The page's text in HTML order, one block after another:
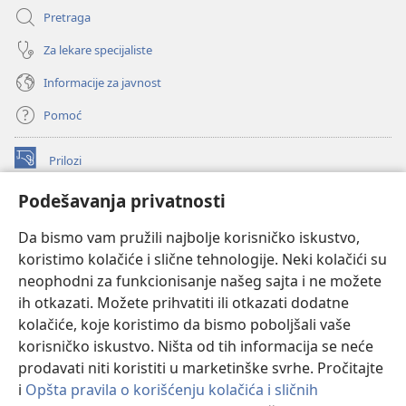
Podešavanja privatnosti
Da bismo vam pružili najbolje korisničko iskustvo,
koristimo kolačiće i slične tehnologije. Neki kolačići su
neophodni za funkcionisanje našeg sajta i ne možete
ih otkazati. Možete prihvatiti ili otkazati dodatne
kolačiće, koje koristimo da bismo poboljšali vaše
korisničko iskustvo. Ništa od tih informacija se neće
prodavati niti koristiti u marketinške svrhe. Pročitajte
i Opšta pravila o korišćenju kolačića i sličnih
Pretraga
Za lekare specijaliste
Informacije za javnost
Pomoć
Prilozi
(otvara
prozor)ONLAJN BIBLIOTEKA Watchtower
novi
prozor)JW Hub®
(otvara
novi
prozor)
®
Watchtower Library®